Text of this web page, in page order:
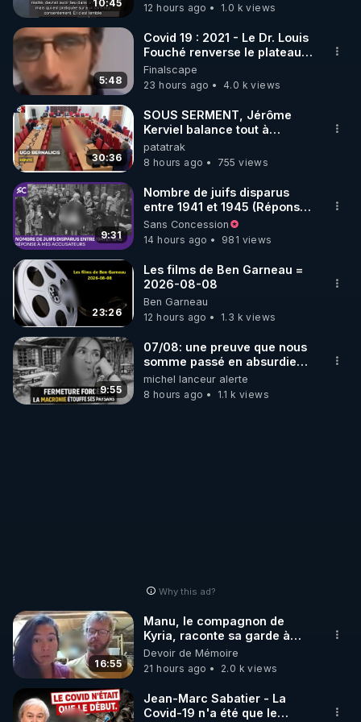
► https://bit.ly/ClubPriveSanteJM
10:45
12 hours ago
1.0 k views
5:48
Covid 19 : 2021 - Le Dr. Louis
Fouché renverse le plateau
de CNews !
Finalscape
23 hours ago
4.0 k views
30:36
SOUS SERMENT, Jérôme
Kerviel balance tout à
l'Assemblée !
patatrak
8 hours ago
755 views
9:31
Nombre de juifs disparus
entre 1941 et 1945 (Réponse
à mes accusateurs)
Sans Concession
14 hours ago
981 views
23:26
Les films de Ben Garneau =
2026-08-08
Ben Garneau
12 hours ago
1.3 k views
9:55
07/08: une preuve que nous
somme passé en absurdie
une dictature qui veut faire
taire ses opposant !
michel lanceur alerte
8 hours ago
1.1 k views
Why this ad?
16:55
Manu, le compagnon de
Kyria, raconte sa garde à
vue musclée. PARTAGEZ!
Devoir de Mémoire
21 hours ago
2.0 k views
Jean-Marc Sabatier - La
Covid-19 n'a été que le